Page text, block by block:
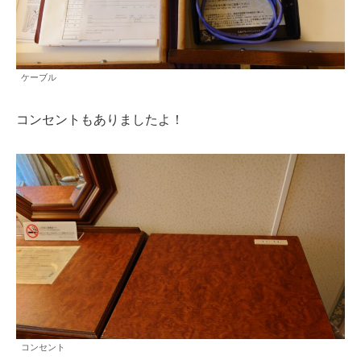
ケーブル
コンセントもありましたよ！
コンセント